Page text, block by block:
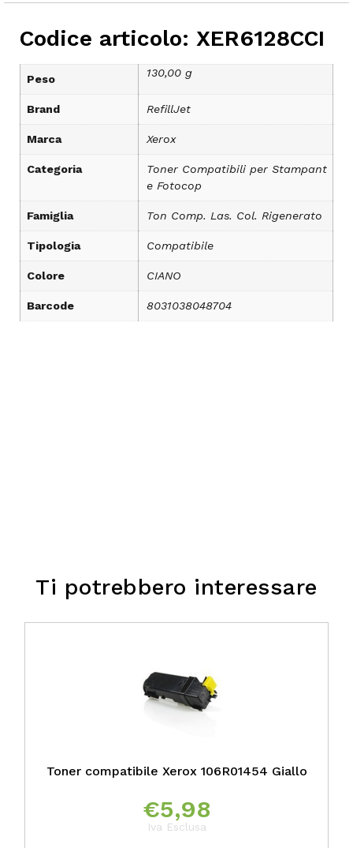
Codice articolo: XER6128CCI
Peso 130,00 g
Brand RefillJet
Marca Xerox
Categoria
Toner Compatibili per Stampant
e Fotocop
Famiglia Ton Comp. Las. Col. Rigenerato
Tipologia Compatibile
Colore CIANO
Barcode 8031038048704
Ti potrebbero interessare
Toner compatibile Xerox 106R01454 Giallo
€5,98
Iva Esclusa